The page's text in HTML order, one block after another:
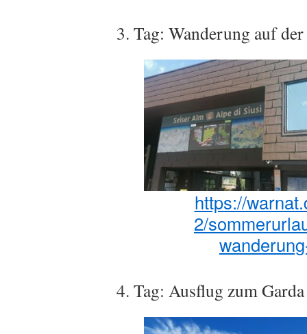
3. Tag: Wanderung auf
https://
2/
4. Tag: Ausflug zum Garda